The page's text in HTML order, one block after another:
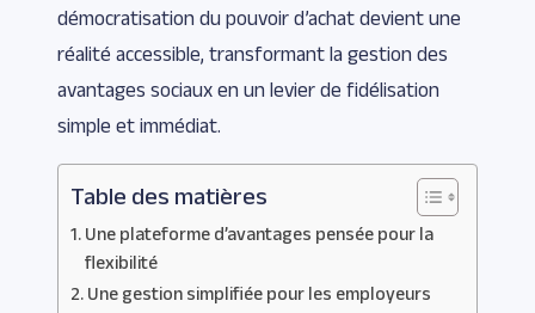
démocratisation du pouvoir d’achat devient une
réalité accessible, transformant la gestion des
avantages sociaux en un levier de fidélisation
simple et immédiat.
Table des matières
Une plateforme d’avantages pensée pour la
flexibilité
Une gestion simplifiée pour les employeurs